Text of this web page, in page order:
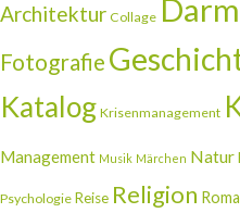
Architektur Collage
Fotografie
Katalog Krisenmanagement
Management Musik Märchen Natur
Psychologie Reise Religion